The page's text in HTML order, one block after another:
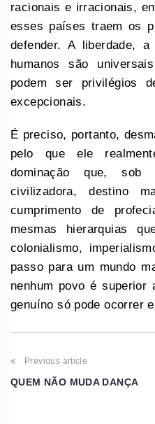
racionais e irracionais,
esses países traem os
defender. A liberdade,
humanos são
podem ser privilégios
excepcionais.
É preciso, portanto,
pelo que ele
dominação que,
civilizadora, destino
cumprimento de
mesmas hierarquias
colonialismo,
passo para um mundo
nenhum povo é
genuíno só pode ocorrer
Previous article
QUEM NÃO MUDA DANÇA